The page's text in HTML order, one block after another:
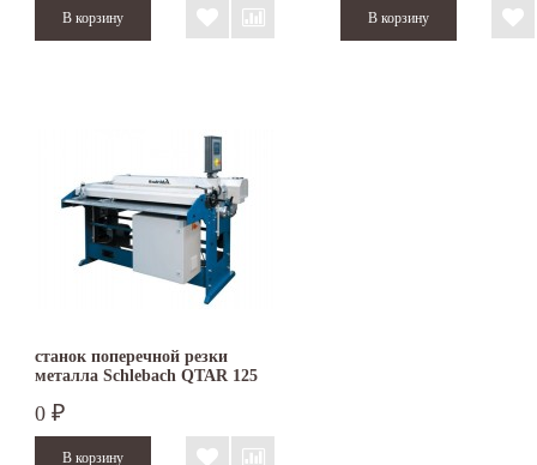
станок поперечной резки
металла Schlebach QTAR 125
0 ₽